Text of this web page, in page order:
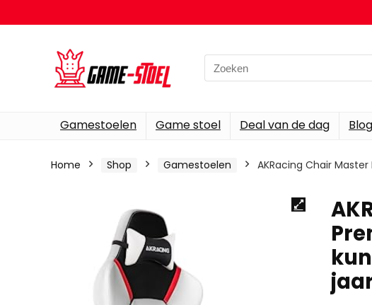
Search
for:
Gamestoelen Game stoel Deal van de dag
Home Shop Gamestoelen AKRacing Chair